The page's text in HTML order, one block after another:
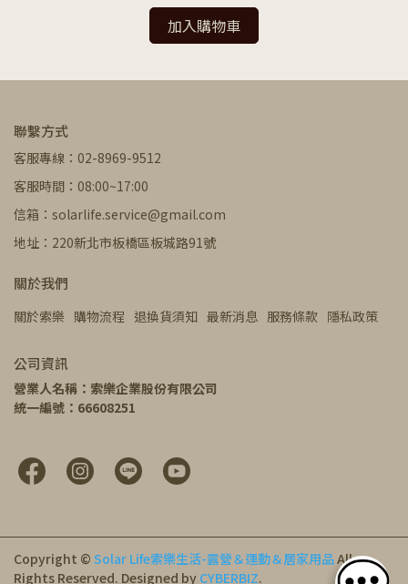
加入購物車
聯繫方式
客服專線：02-8969-9512
客服時間：08:00~17:00
信箱：solarlife.service@gmail.com
地址：220新北市板橋區板城路91號
關於我們
關於索樂 購物流程 退換貨須知 最新消息 服務條款 隱私政策
公司資訊
營業人名稱：索樂企業股份有限公司
統一編號：66608251
Copyright © Solar Life索樂生活-露營＆運動＆居家用品All
Rights Reserved. Designed by CYBERBIZ.